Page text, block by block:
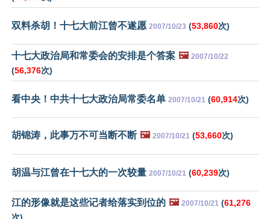
双料杀胡！十七大前江曾不遂愿 2007/10/23 (53,860次)
十七大政治局和常委会的安排是个答案 🖼️ 2007/10/22
(56,376次)
看中央！中共十七大政治局常委名单 2007/10/21 (60,914次)
胡锦涛，此事万不可当断不断 🖼️ 2007/10/21 (53,660次)
胡温与江曾在十七大的一次较量 2007/10/21 (60,239次)
江的形像就是这些记者给落实到位的 🖼️ 2007/10/21 (61,276